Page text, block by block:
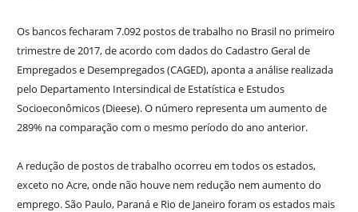
Os bancos fecharam 7.092 postos de trabalho no Brasil no primeiro
trimestre de 2017, de acordo com dados do Cadastro Geral de
Empregados e Desempregados (CAGED), aponta a análise realizada
pelo Departamento Intersindical de Estatística e Estudos
Socioeconômicos (Dieese). O número representa um aumento de
289% na comparação com o mesmo período do ano anterior.
A redução de postos de trabalho ocorreu em todos os estados,
exceto no Acre, onde não houve nem redução nem aumento do
emprego. São Paulo, Paraná e Rio de Janeiro foram os estados mais